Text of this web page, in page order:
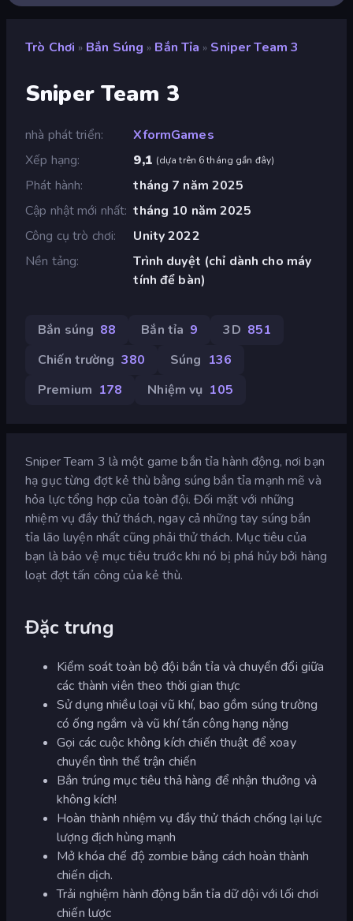
Trò Chơi » Bắn Súng » Bắn Tỉa » Sniper Team 3
Sniper Team 3
nhà phát triển
XformGames
Xếp hạng
9,1 (dựa trên 6 tháng gần đây)
Phát hành
tháng 7 năm 2025
Cập nhật mới nhất tháng 10 năm 2025
Công cụ trò chơi
Unity 2022
Nền tảng
Trình duyệt (chỉ dành cho máy
tính để bàn)
Bắn súng 88 Bắn tỉa 9 3D 851
Chiến trường 380 Súng 136
Premium 178 Nhiệm vụ 105
Sniper Team 3 là một game bắn tỉa hành động, nơi bạn
hạ gục từng đợt kẻ thù bằng súng bắn tỉa mạnh mẽ và
hỏa lực tổng hợp của toàn đội. Đối mặt với những
nhiệm vụ đầy thử thách, ngay cả những tay súng bắn
tỉa lão luyện nhất cũng phải thử thách. Mục tiêu của
bạn là bảo vệ mục tiêu trước khi nó bị phá hủy bởi hàng
loạt đợt tấn công của kẻ thù.
Đặc trưng
Kiểm soát toàn bộ đội bắn tỉa và chuyển đổi giữa
các thành viên theo thời gian thực
Sử dụng nhiều loại vũ khí, bao gồm súng trường
có ống ngắm và vũ khí tấn công hạng nặng
Gọi các cuộc không kích chiến thuật để xoay
chuyển tình thế trận chiến
Bắn trúng mục tiêu thả hàng để nhận thưởng và
không kích!
Hoàn thành nhiệm vụ đầy thử thách chống lại lực
lượng địch hùng mạnh
Mở khóa chế độ zombie bằng cách hoàn thành
chiến dịch.
Trải nghiệm hành động bắn tỉa dữ dội với lối chơi
chiến lược